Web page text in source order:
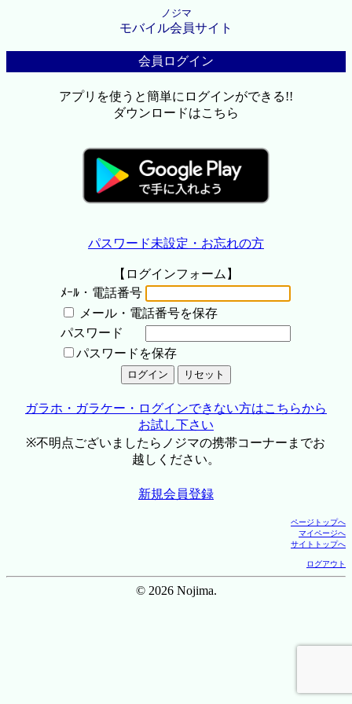
ノジマ
モバイル会員サイト
会員ログイン
アプリを使うと簡単にログインができる!!
ダウンロードはこちら
パスワード未設定・お忘れの方
【ログインフォーム】
ﾒｰﾙ・電話番号
メール・電話番号を保存
パスワード
パスワードを保存
ガラホ・ガラケー・ログインできない方はこちらから
お試し下さい
※不明点ございましたらノジマの携帯コーナーまでお
越しください。
新規会員登録
ページトップへ
マイページへ
サイトトップへ
ログアウト
© 2026 Nojima.